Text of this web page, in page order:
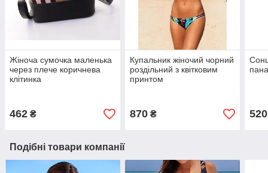
Жіноча сумочка маленька
через плече коричнева
клітинка
462 ₴
Купальник жіночий чорний
роздільний з квітковим
принтом
870₴ 520
Подібні товари компанії